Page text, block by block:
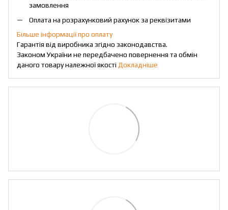
замовлення
Оплата на розрахунковий рахунок за реквізитами
Більше інформації про оплату
Гарантія від виробника згідно законодавства.
Законом України не передбачено повернення та обмін
даного товару належної якості Докладніше